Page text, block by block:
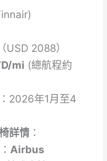
2088）
mi (總航程約
：2026年1月至4
詳情：
Airbus